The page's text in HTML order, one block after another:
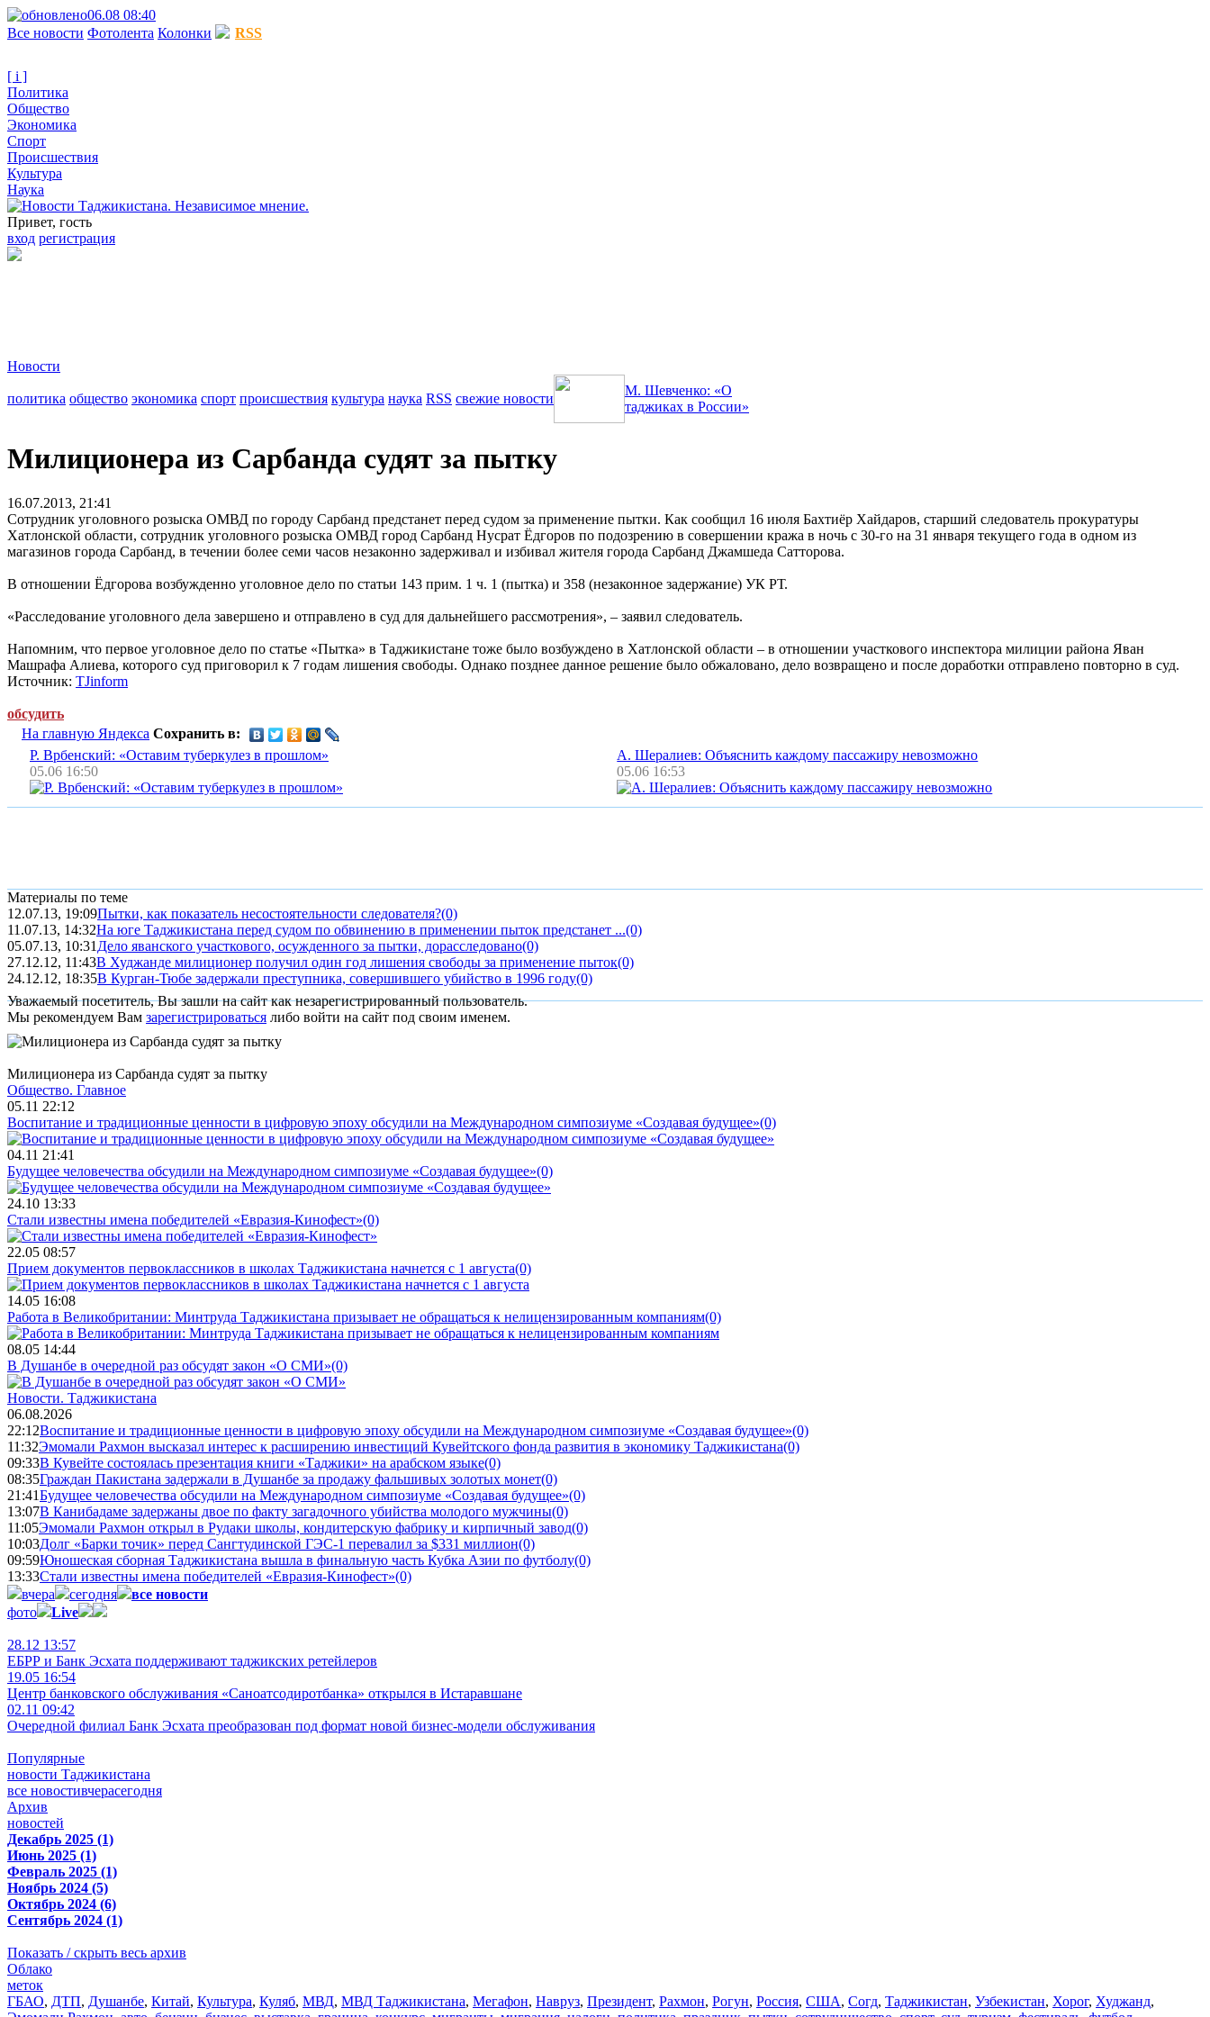
06.08 08:40
Все новости Фотолента Колонки RSS
[ i ]
Политика
Общество
Экономика
Спорт
Происшествия
Культура
Наука
Привет, гость
вход регистрация
Новости
политика общество экономика спорт происшествия культура наука RSS свежие новости
М. Шевченко: «О
таджиках в России»
Милиционера из Сарбанда судят за пытку
16.07.2013, 21:41
Сотрудник уголовного розыска ОМВД по городу Сарбанд предстанет перед судом за применение пытки. Как сообщил 16 июля Бахтиёр Хайдаров, старший следователь прокуратуры
Хатлонской области, сотрудник уголовного розыска ОМВД город Сарбанд Нусрат Ёдгоров по подозрению в совершении кража в ночь с 30-го на 31 января текущего года в одном из
магазинов города Сарбанд, в течении более семи часов незаконно задерживал и избивал жителя города Сарбанд Джамшеда Сатторова.
В отношении Ёдгорова возбужденно уголовное дело по статьи 143 прим. 1 ч. 1 (пытка) и 358 (незаконное задержание) УК РТ.
«Расследование уголовного дела завершено и отправлено в суд для дальнейшего рассмотрения», – заявил следователь.
Напомним, что первое уголовное дело по статье «Пытка» в Таджикистане тоже было возбуждено в Хатлонской области – в отношении участкового инспектора милиции района Яван
Машрафа Алиева, которого суд приговорил к 7 годам лишения свободы. Однако позднее данное решение было обжаловано, дело возвращено и после доработки отправлено повторно в суд.
Источник: TJinform
обсудить
На главную Яндекса Сохранить в:
Р. Врбенский: «Оставим туберкулез в прошлом»
05.06 16:50
А. Шералиев: Объяснить каждому пассажиру невозможно
05.06 16:53
Материалы по теме
12.07.13, 19:09Пытки, как показатель несостоятельности следователя?(0)
11.07.13, 14:32На юге Таджикистана перед судом по обвинению в применении пыток предстанет ...(0)
05.07.13, 10:31 Дело яванского участкового, осужденного за пытки, дорасследовано(0)
27.12.12, 11:43В Худжанде милиционер получил один год лишения свободы за применение пыток(0)
24.12.12, 18:35В Курган-Тюбе задержали преступника, совершившего убийство в 1996 году(0)
Уважаемый посетитель, Вы зашли на сайт как незарегистрированный пользователь.
Мы рекомендуем Вам зарегистрироваться либо войти на сайт под своим именем.
Милиционера из Сарбанда судят за пытку
Общество. Главное
05.11 22:12
Воспитание и традиционные ценности в цифровую эпоху обсудили на Международном симпозиуме «Создавая будущее»(0)
04.11 21:41
Будущее человечества обсудили на Международном симпозиуме «Создавая будущее»(0)
24.10 13:33
Стали известны имена победителей «Евразия-Кинофест»(0)
22.05 08:57
Прием документов первоклассников в школах Таджикистана начнется с 1 августа(0)
14.05 16:08
Работа в Великобритании: Минтруда Таджикистана призывает не обращаться к нелицензированным компаниям(0)
08.05 14:44
В Душанбе в очередной раз обсудят закон «О СМИ»(0)
Новости. Таджикистана
06.08.2026
22:12Воспитание и традиционные ценности в цифровую эпоху обсудили на Международном симпозиуме «Создавая будущее»(0)
11:32Эмомали Рахмон высказал интерес к расширению инвестиций Кувейтского фонда развития в экономику Таджикистана(0)
09:33В Кувейте состоялась презентация книги «Таджики» на арабском языке(0)
08:35Граждан Пакистана задержали в Душанбе за продажу фальшивых золотых монет(0)
21:41Будущее человечества обсудили на Международном симпозиуме «Создавая будущее»(0)
13:07В Канибадаме задержаны двое по факту загадочного убийства молодого мужчины(0)
11:05Эмомали Рахмон открыл в Рудаки школы, кондитерскую фабрику и кирпичный завод(0)
10:03Долг «Барки точик» перед Сангтудинской ГЭС-1 перевалил за $331 миллион(0)
09:59Юношеская сборная Таджикистана вышла в финальную часть Кубка Азии по футболу(0)
13:33Стали известны имена победителей «Евразия-Кинофест»(0)
вчера
сегодня
все новости
фото
Live
28.12 13:57
ЕБРР и Банк Эсхата поддерживают таджикских ретейлеров
19.05 16:54
Центр банковского обслуживания «Саноатсодиротбанка» открылся в Истаравшане
02.11 09:42
Очередной филиал Банк Эсхата преобразован под формат новой бизнес-модели обслуживания
Популярные
новости Таджикистана
все новостивчерасегодня
Архив
новостей
Декабрь 2025 (1)
Июнь 2025 (1)
Февраль 2025 (1)
Ноябрь 2024 (5)
Октябрь 2024 (6)
Сентябрь 2024 (1)
Показать / скрыть весь архив
Облако
меток
ГБАО, ДТП, Душанбе, Китай, Культура, Куляб, МВД, МВД Таджикистана, Мегафон, Навруз, Президент, Рахмон, Рогун, Россия, США, Согд, Таджикистан, Узбекистан, Хорог, Худжанд,